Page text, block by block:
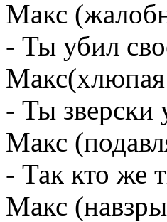
Макс
- Ты убил
- Ты зверски
Макс
- Так кто же
Макс